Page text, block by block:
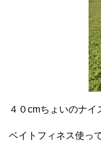
４０cmちょいのナイ
ベイトフィネス使っ